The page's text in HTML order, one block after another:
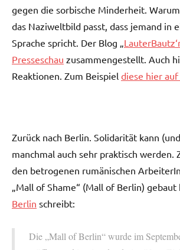
gegen die sorbische Minderheit.
das Naziweltbild passt, dass jemand in
Sprache spricht. Der Blog „
Presseschau zusammengestellt. Auch
Reaktionen. Zum Beispiel diese hier auf
Zurück nach Berlin. Solidarität kann
manchmal auch sehr praktisch werden.
den betrogenen rumänischen
„Mall of Shame“ (Mall of Berlin) gebaut
Berlin schreibt:
Die „Mall of Berlin“ wurde im